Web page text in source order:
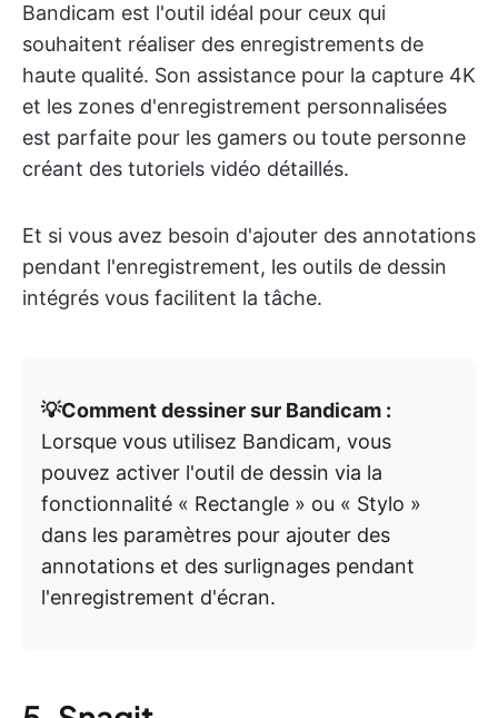
Bandicam est l'outil idéal pour ceux qui
souhaitent réaliser des enregistrements de
haute qualité. Son assistance pour la capture 4K
et les zones d'enregistrement personnalisées
est parfaite pour les gamers ou toute personne
créant des tutoriels vidéo détaillés.
Et si vous avez besoin d'ajouter des annotations
pendant l'enregistrement, les outils de dessin
intégrés vous facilitent la tâche.
💡Comment dessiner sur Bandicam :
Lorsque vous utilisez Bandicam, vous
pouvez activer l'outil de dessin via la
fonctionnalité « Rectangle » ou « Stylo »
dans les paramètres pour ajouter des
annotations et des surlignages pendant
l'enregistrement d'écran.